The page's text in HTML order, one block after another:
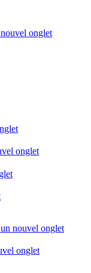
onglet
onglet
nouvel onglet
onglet